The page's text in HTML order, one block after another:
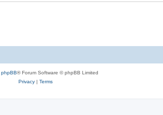
phpBB® Forum Software © phpBB Limited
Privacy| Terms